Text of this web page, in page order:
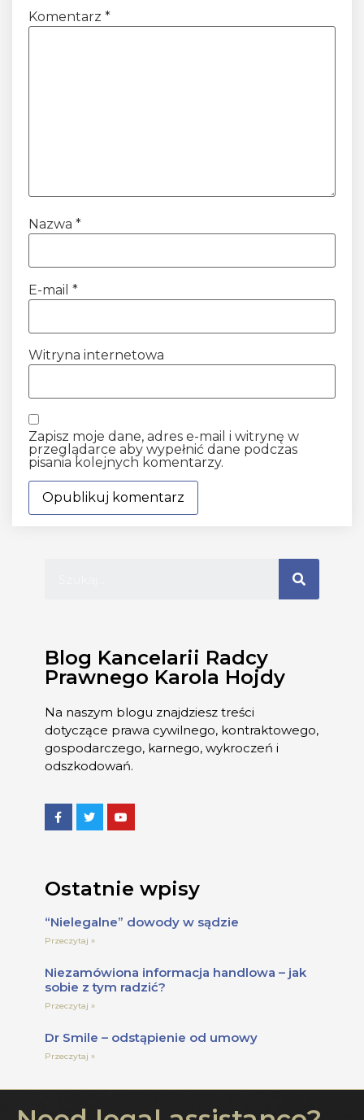
Komentarz *
Nazwa *
E-mail *
Witryna internetowa
Zapisz moje dane, adres e-mail i witrynę w
przeglądarce aby wypełnić dane podczas
pisania kolejnych komentarzy.
Blog Kancelarii Radcy
Prawnego Karola Hojdy
Na naszym blogu znajdziesz treści
dotyczące prawa cywilnego, kontraktowego,
gospodarczego, karnego, wykroczeń i
odszkodowań.
Ostatnie wpisy
“Nielegalne” dowody w sądzie
Przeczytaj »
Niezamówiona informacja handlowa – jak
sobie z tym radzić?
Przeczytaj »
Dr Smile – odstąpienie od umowy
Przeczytaj »